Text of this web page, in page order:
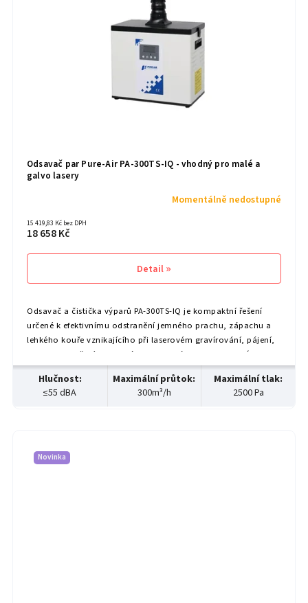
Odsavač par Pure-Air PA-300TS-IQ - vhodný pro malé a
galvo lasery
Momentálně nedostupné
15 419,83 Kč bez DPH
18 658 Kč
Detail
Odsavač a čistička výparů PA‑300TS‑IQ je kompaktní řešení
určené k efektivnímu odstranění jemného prachu, zápachu a
lehkého kouře vznikajícího při laserovém gravírování, pájení,
3D tisku, značení nebo práci s chemikáliemi. Je vhodný pro...
Hlučnost:
≤55 dBA
Maximální průtok:
300m³/h
Maximální tlak:
2500 Pa
Novinka